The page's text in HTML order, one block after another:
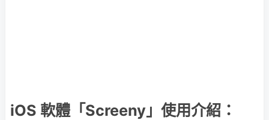
iOS 軟體「Screeny」使用介紹：